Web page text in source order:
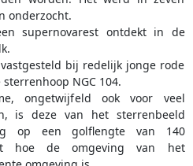
onderzocht.
supernovarest ontdekt in de
bij redelijk jonge rode
NGC 104.
ongetwijfeld ook voor veel
is deze van het sterrenbeeld
op een golflengte van 140
hoe de omgeving van het